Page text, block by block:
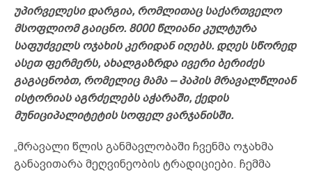
უპირველესი დარგია, რომლითაც საქართველო
მსოფლიომ გაიცნო. 8000 წლიანი კულტურა
საფუძველს ოჯახის კერიდან იღებს. დღეს სწორედ
ასეთ ფერმერს, ახალგაზრდა ივერი ბერიძეს
გაგაცნობთ, რომელიც მამა – პაპის მრავალწლიან
ისტორიას აგრძელებს აჭარაში, ქედის
მუნიციპალიტეტის სოფელ ვარჯანისში.
„მრავალი წლის განმავლობაში ჩვენმა ოჯახმა
განავითარა მეღვინეობის ტრადიციები. ჩემმა